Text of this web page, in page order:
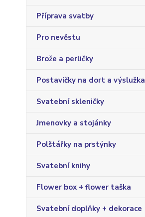
Příprava svatby
Pro nevěstu
Brože a perličky
Postavičky na dort a výslužka
Svatební skleničky
Jmenovky a stojánky
Polštářky na prstýnky
Svatební knihy
Flower box + flower taška
Svatební doplňky + dekorace